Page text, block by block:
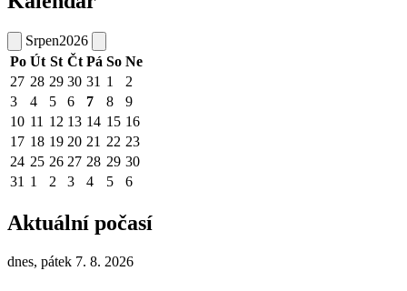
Srpen2026
Po Út St Čt Pá So Ne
27 28 29 30 31 1
2
3
4 5 6 7 8
9
10 11 12 13 14 15 16
17 18 19 20 21 22 23
24 25 26 27 28 29 30
31 1 2 3 4 5 6
Aktuální počasí
dnes, pátek 7. 8. 2026